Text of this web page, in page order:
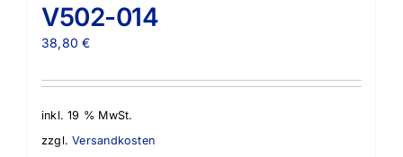
V502-014
38,80€
inkl. 19 % MwSt.
zzgl.Versandkosten